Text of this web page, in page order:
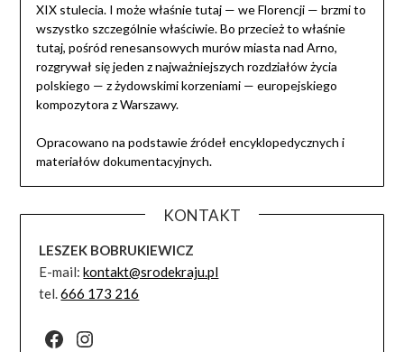
XIX stulecia. I może właśnie tutaj — we Florencji — brzmi to
wszystko szczególnie właściwie. Bo przecież to właśnie
tutaj, pośród renesansowych murów miasta nad Arno,
rozgrywał się jeden z najważniejszych rozdziałów życia
polskiego — z żydowskimi korzeniami — europejskiego
kompozytora z Warszawy.
Opracowano na podstawie źródeł encyklopedycznych i
materiałów dokumentacyjnych.
KONTAKT
LESZEK BOBRUKIEWICZ
E-mail:kontakt@srodekraju.pl
tel.666 173 216
Facebook
Instagram